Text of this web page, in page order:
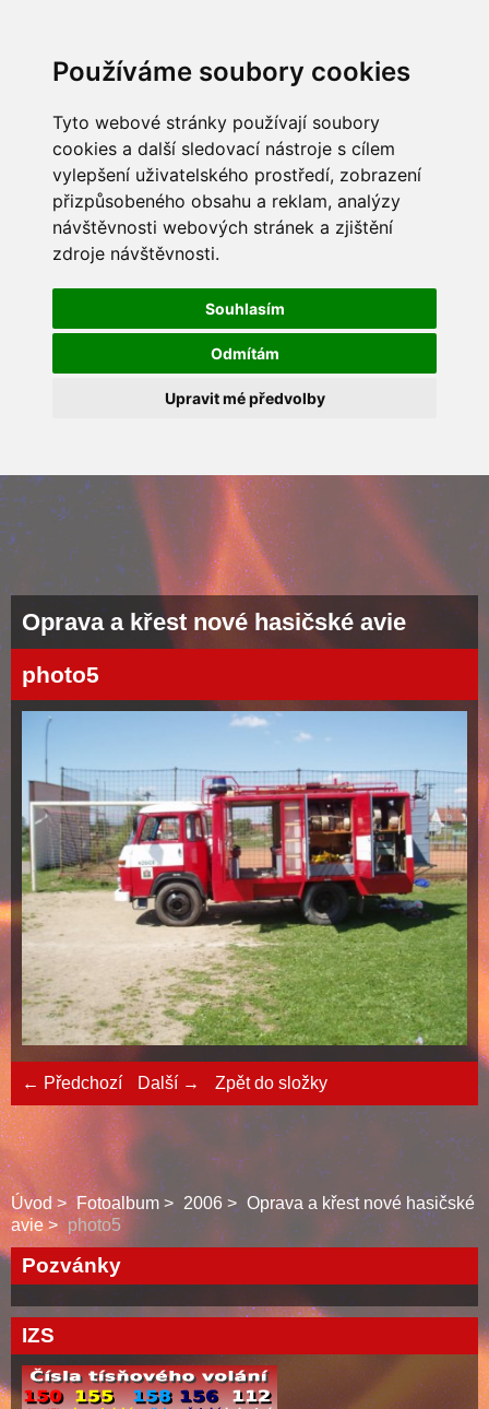
Používáme soubory cookies
Tyto webové stránky používají soubory
cookies a další sledovací nástroje s cílem
vylepšení uživatelského prostředí, zobrazení
přizpůsobeného obsahu a reklam, analýzy
návštěvnosti webových stránek a zjištění
zdroje návštěvnosti.
Souhlasím
Odmítám
Upravit mé předvolby
Oprava a křest nové hasičské avie
photo5
← Předchozí Další → Zpět do složky
Úvod Fotoalbum 2006
Oprava a křest nové hasičské
avie
photo5
Pozvánky
IZS